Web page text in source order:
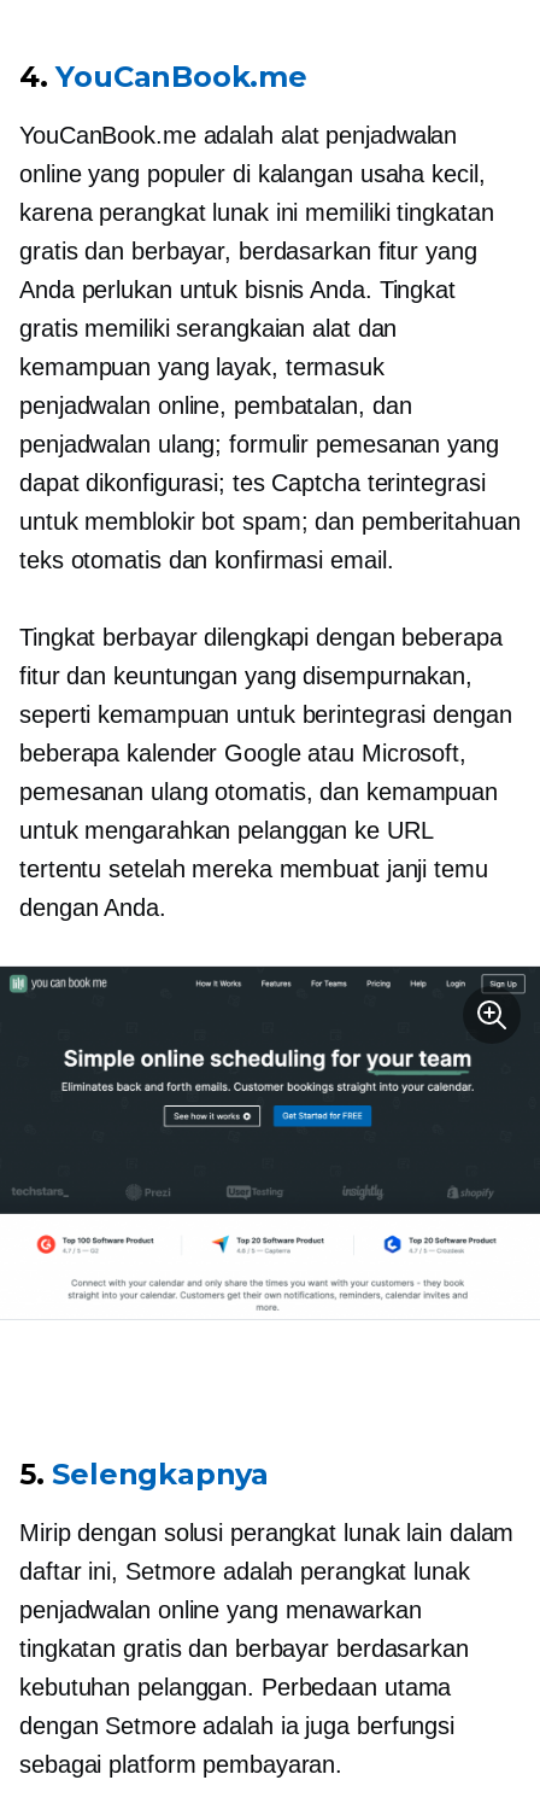
4.YouCanBook.me
YouCanBook.me adalah alat penjadwalan
online yang populer di kalangan usaha kecil,
karena perangkat lunak ini memiliki tingkatan
gratis dan berbayar, berdasarkan fitur yang
Anda perlukan untuk bisnis Anda. Tingkat
gratis memiliki serangkaian alat dan
kemampuan yang layak, termasuk
penjadwalan online, pembatalan, dan
penjadwalan ulang; formulir pemesanan yang
dapat dikonfigurasi; tes Captcha terintegrasi
untuk memblokir bot spam; dan pemberitahuan
teks otomatis dan konfirmasi email.
Tingkat berbayar dilengkapi dengan beberapa
fitur dan keuntungan yang disempurnakan,
seperti kemampuan untuk berintegrasi dengan
beberapa kalender Google atau Microsoft,
pemesanan ulang otomatis, dan kemampuan
untuk mengarahkan pelanggan ke URL
tertentu setelah mereka membuat janji temu
dengan Anda.
5.Selengkapnya
Mirip dengan solusi perangkat lunak lain dalam
daftar ini, Setmore adalah perangkat lunak
penjadwalan online yang menawarkan
tingkatan gratis dan berbayar berdasarkan
kebutuhan pelanggan. Perbedaan utama
dengan Setmore adalah ia juga berfungsi
sebagai platform pembayaran.